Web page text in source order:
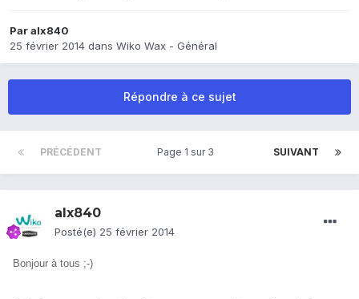
Paralx840
25 février 2014 dans Wiko Wax - Général
Répondre à ce sujet
PRÉCÉDENT SUIVANT
Page 1 sur 3
alx840
Posté(e) 25 février 2014
Bonjour à tous ;-)